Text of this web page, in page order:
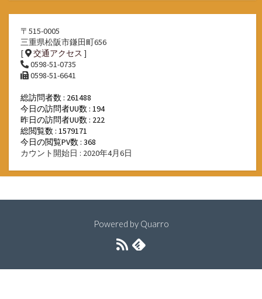
〒515-0005
三重県松阪市鎌田町656
[
交通アクセス ]
0598-51-0735
0598-51-6641
総訪問者数 : 261488
今日の訪問者UU数 : 194
昨日の訪問者UU数 : 222
総閲覧数 : 1579171
今日の閲覧PV数 : 368
カウント開始日 : 2020年4月6日
Powered by Quarro
RSS
ィ
Feedly